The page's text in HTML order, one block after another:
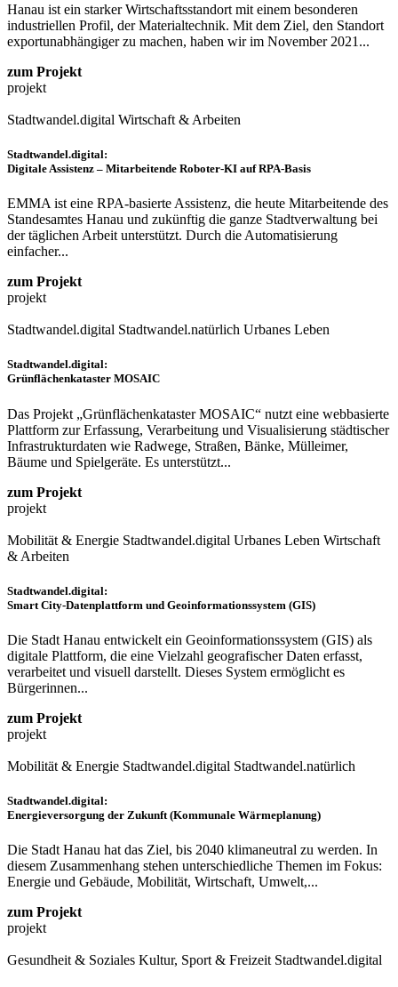
Hanau ist ein starker Wirtschaftsstandort mit einem besonderen
industriellen Profil, der Materialtechnik. Mit dem Ziel, den Standort
exportunabhängiger zu machen, haben wir im November 2021...
zum Projekt
projekt
Stadtwandel.digital Wirtschaft & Arbeiten
Stadtwandel.digital:
Digitale Assistenz – Mitarbeitende Roboter-KI auf RPA-Basis
EMMA ist eine RPA-basierte Assistenz, die heute Mitarbeitende des
Standesamtes Hanau und zukünftig die ganze Stadtverwaltung bei
der täglichen Arbeit unterstützt. Durch die Automatisierung
einfacher...
zum Projekt
projekt
Stadtwandel.digital Stadtwandel.natürlich Urbanes Leben
Stadtwandel.digital:
Grünflächenkataster MOSAIC
Das Projekt „Grünflächenkataster MOSAIC“ nutzt eine webbasierte
Plattform zur Erfassung, Verarbeitung und Visualisierung städtischer
Infrastrukturdaten wie Radwege, Straßen, Bänke, Mülleimer,
Bäume und Spielgeräte. Es unterstützt...
zum Projekt
projekt
Mobilität & Energie Stadtwandel.digital Urbanes Leben Wirtschaft
& Arbeiten
Stadtwandel.digital:
Smart City-Datenplattform und Geoinformationssystem (GIS)
Die Stadt Hanau entwickelt ein Geoinformationssystem (GIS) als
digitale Plattform, die eine Vielzahl geografischer Daten erfasst,
verarbeitet und visuell darstellt. Dieses System ermöglicht es
Bürgerinnen...
zum Projekt
projekt
Mobilität & Energie Stadtwandel.digital Stadtwandel.natürlich
Stadtwandel.digital:
Energieversorgung der Zukunft (Kommunale Wärmeplanung)
Die Stadt Hanau hat das Ziel, bis 2040 klimaneutral zu werden. In
diesem Zusammenhang stehen unterschiedliche Themen im Fokus:
Energie und Gebäude, Mobilität, Wirtschaft, Umwelt,...
zum Projekt
projekt
Gesundheit & Soziales Kultur, Sport & Freizeit Stadtwandel.digital